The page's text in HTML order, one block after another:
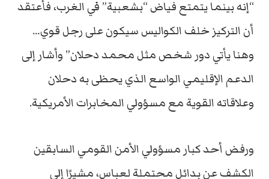
“إنه بينما يتمتع فياض “بشعبية” في الغرب، فأعتقد
أن التركيز خلف الكواليس سيكون على رجل قوي…
وهنا يأتي دور شخص مثل محمد دحلان” وأشار إلى
الدعم الإقليمي الواسع الذي يحظى به دحلان
وعلاقاته القوية مع مسؤولي المخابرات الأمريكية.
ورفض أحد كبار مسؤولي الأمن القومي السابقين
الكشف عن بدائل محتملة لعباس، مشيرًا إلى